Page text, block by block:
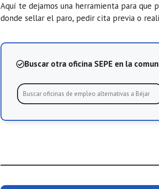
Aquí te dejamos una herramienta para que
donde sellar el paro, pedir cita previa o
Buscar otra oficina SEPE en la